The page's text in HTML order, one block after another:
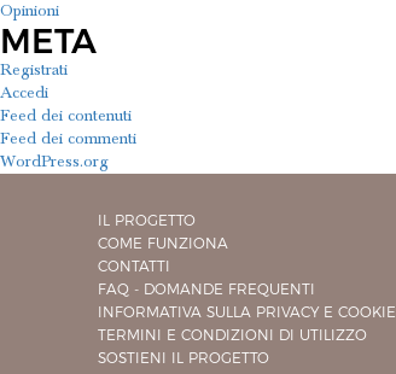
Opinioni
META
Registrati
Accedi
Feed dei contenuti
Feed dei commenti
WordPress.org
IL PROGETTO
COME FUNZIONA
CONTATTI
FAQ - DOMANDE FREQUENTI
INFORMATIVA SULLA PRIVACY E COOKIE
TERMINI E CONDIZIONI DI UTILIZZO
SOSTIENI IL PROGETTO